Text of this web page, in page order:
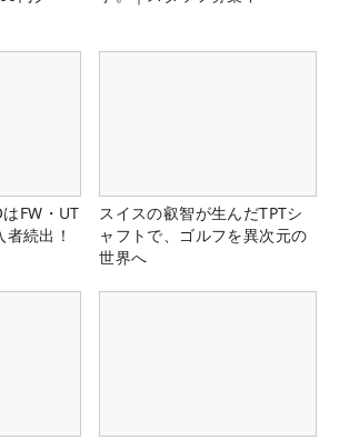
FW・UT
続出！
スイスの叡智が生んだTPTシ
ャフトで、ゴルフを異次元の
世界へ